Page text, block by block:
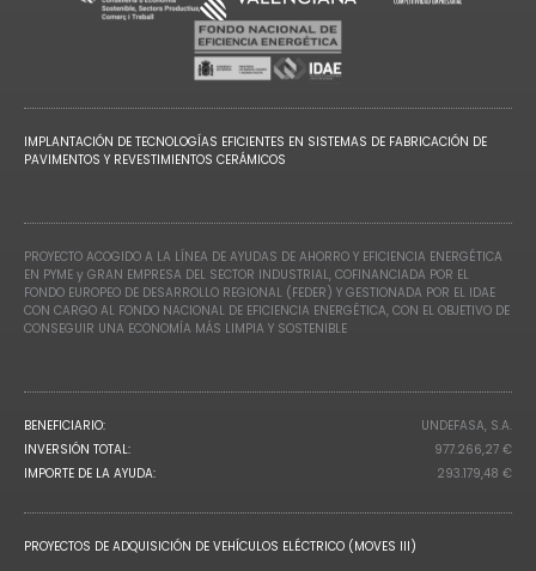
IMPLANTACIÓN DE TECNOLOGÍAS EFICIENTES EN SISTEMAS DE FABRICACIÓN DE
PAVIMENTOS Y REVESTIMIENTOS CERÁMICOS
PROYECTO ACOGIDO A LA LÍNEA DE AYUDAS DE AHORRO Y EFICIENCIA ENERGÉTICA
EN PYME y GRAN EMPRESA DEL SECTOR INDUSTRIAL, COFINANCIADA POR EL
FONDO EUROPEO DE DESARROLLO REGIONAL (FEDER) Y GESTIONADA POR EL IDAE
CON CARGO AL FONDO NACIONAL DE EFICIENCIA ENERGÉTICA, CON EL OBJETIVO DE
CONSEGUIR UNA ECONOMÍA MÁS LIMPIA Y SOSTENIBLE
BENEFICIARIO:
UNDEFASA, S.A.
INVERSIÓN TOTAL:
977.266,27 €
IMPORTE DE LA AYUDA:
293.179,48 €
PROYECTOS DE ADQUISICIÓN DE VEHÍCULOS ELÉCTRICO (MOVES III)